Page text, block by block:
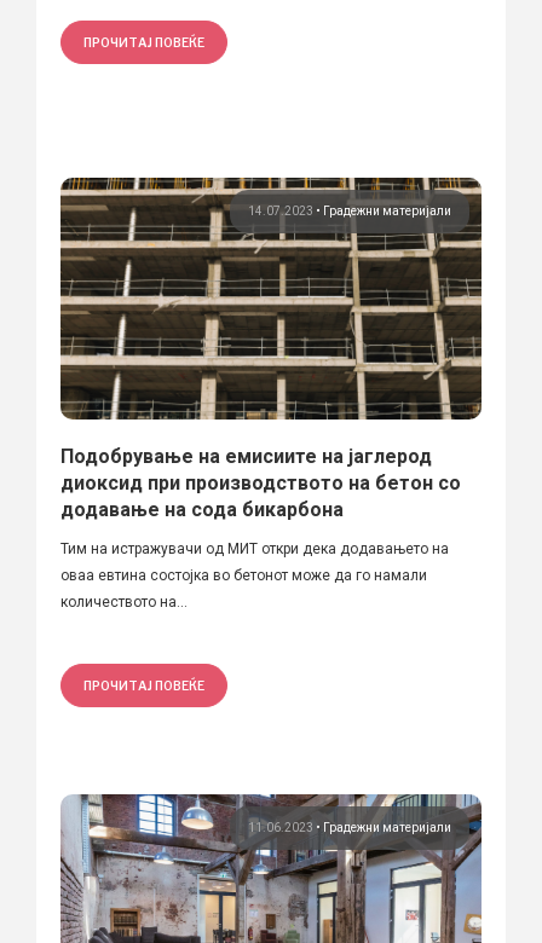
ПРОЧИТАЈ ПОВЕЌЕ
14.07.2023 • Градежни материјали
Подобрување на емисиите на јаглерод
диоксид при производството на бетон со
додавање на сода бикарбона
Тим на истражувачи од МИТ откри дека додавањето на
оваа евтина состојка во бетонот може да го намали
количеството на...
ПРОЧИТАЈ ПОВЕЌЕ
11.06.2023 • Градежни материјали